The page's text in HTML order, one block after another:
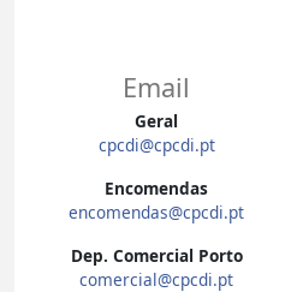
Email
Geral
cpcdi@cpcdi.pt
Encomendas
encomendas@cpcdi.pt
Dep. Comercial Porto
comercial@cpcdi.pt